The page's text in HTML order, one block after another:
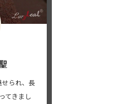
られ、長
てきまし